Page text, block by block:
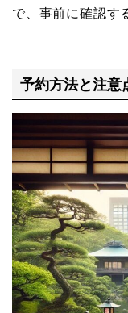
で、事前に確認す
予約方法と注意